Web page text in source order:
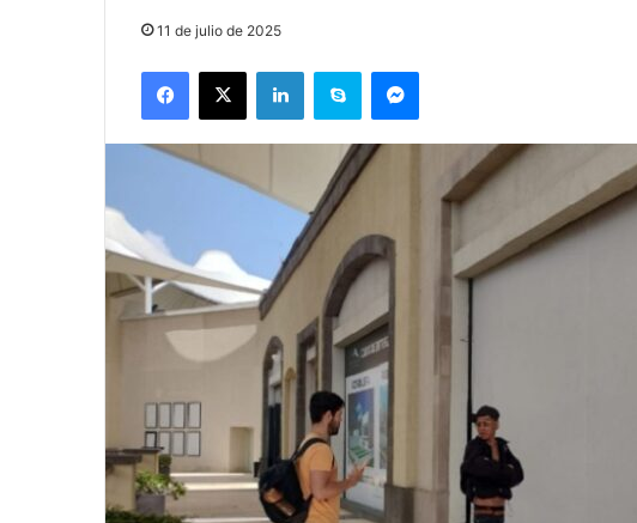
11 de julio de 2025
Facebook
X LinkedInSkype Messenger